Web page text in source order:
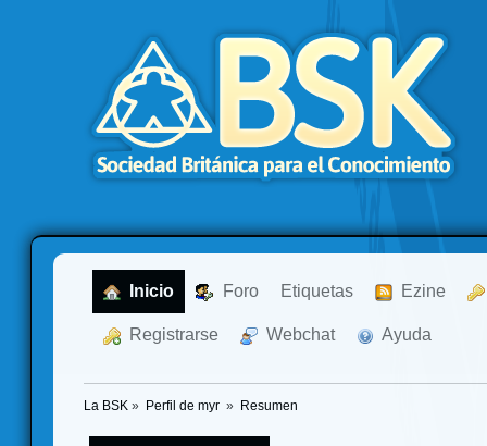
Inicio Foro Etiquetas Ezine
Registrarse Webchat Ayuda
La BSK » Perfil de myr » Resumen